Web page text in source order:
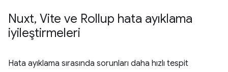
Nuxt, Vite ve Rollup hata ayıklama
iyileştirmeleri
Hata ayıklama sırasında sorunları daha hızlı tespit